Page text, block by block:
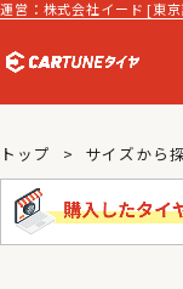
運営：株式会社イード [東
トップ サイズから